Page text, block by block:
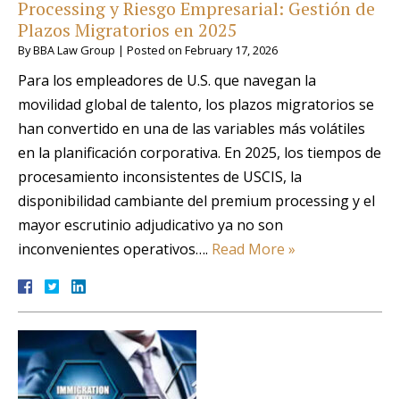
Processing y Riesgo Empresarial: Gestión de
Plazos Migratorios en 2025
ByBBA Law Group | Posted on February 17, 2026
Para los empleadores de U.S. que navegan la
movilidad global de talento, los plazos migratorios se
han convertido en una de las variables más volátiles
en la planificación corporativa. En 2025, los tiempos de
procesamiento inconsistentes de USCIS, la
disponibilidad cambiante del premium processing y el
mayor escrutinio adjudicativo ya no son
inconvenientes operativos…. Read More »